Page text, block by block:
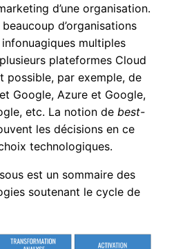
d’une organisation.
d’organisations
multiples
plateformes Cloud
possible, par exemple, de
Google, Azure et Google,
etc. La notion de best-
les décisions en ce
technologiques.
est un sommaire des
soutenant le cycle de